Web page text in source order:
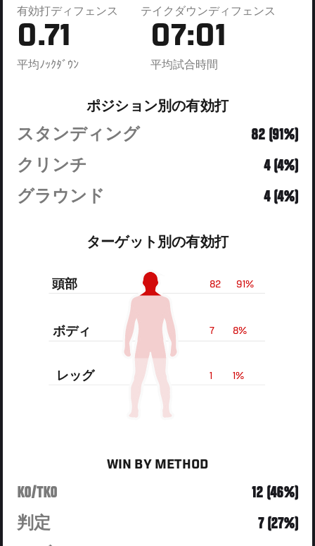
有効打ディフェンス テイクダウンディフェンス
0.71
平均ﾉｯｸﾀﾞｳﾝ
07:01
平均試合時間
ポジション別の有効打
スタンディング
82 (91%)
クリンチ
4 (4%)
グラウンド
4 (4%)
ターゲット別の有効打
91%
82
頭部
8%
7
ボディ
1%
1
レッグ
WIN BY METHOD
KO/TKO
12 (46%)
判定
7 (27%)